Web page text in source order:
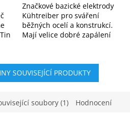
Značkové bazické elektrody
Kühtreiber pro sváření
běžných ocelí a konstrukcí.
Mají velice dobré zapálení
profesionály i začínající...
SOUVISEJÍCÍ PRODUKTY
soubory (1) Hodnocení